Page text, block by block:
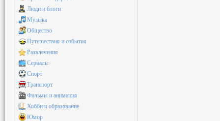
Люди и блоги
Музыка
Общество
Путешествия и события
Развлечения
Сериалы
Спорт
Транспорт
Фильмы и анимация
Хобби и образование
Юмор